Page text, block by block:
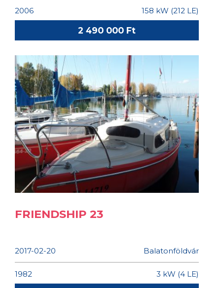
2006 158 kW (212 LE)
2 490 000 Ft
FRIENDSHIP 23
2017-02-20 Balatonföldvár
1982 3 kW (4 LE)